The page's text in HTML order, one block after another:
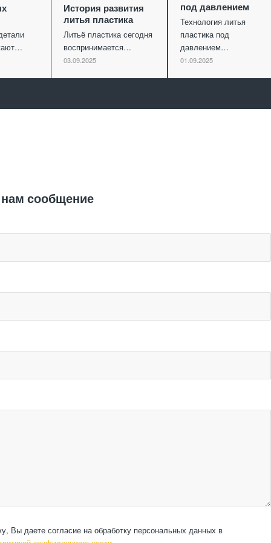
История развития
литья пластика
Литьё пластика сегодня
воспринимается…
03.09.2025
под давлением
Технология литья
пластика под
давлением…
01.09.2025
сообщение
Вы даете согласие на обработку персональных данных в